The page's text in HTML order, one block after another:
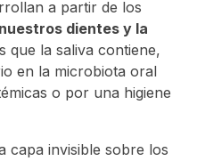
a partir de los
dientes y la
que la saliva contiene,
en la microbiota oral
o por una higiene
capa invisible sobre los